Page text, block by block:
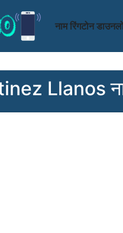
नाम रिंगटोन
Llanos